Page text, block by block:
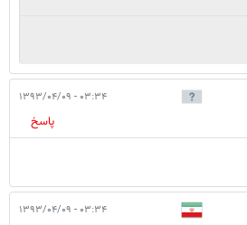
۰۳:۳۴ - ۱۳۹۳/۰۴/۰۹
پاسخ
۰۳:۳۴ - ۱۳۹۳/۰۴/۰۹